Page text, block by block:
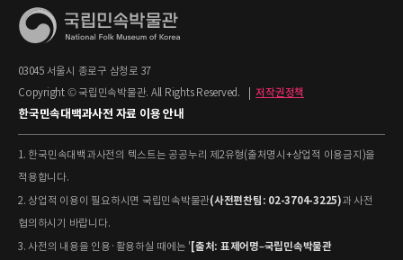
03045 서울시 종로구 삼청로 37
Copyright © 국립민속박물관. All Rights Reserved.
저작권정책
한국민속대백과사전 자료 이용 안내
1. 한국민속대백과사전의 텍스트는 공공누리 제2유형(출처명시+상업적 이용금지)을
적용합니다.
2. 상업적 이용이 필요하시면 국립민속박물관(사전편찬팀: 02-3704-3225)과 사전
협의하시기 바랍니다.
3. 사전의 내용을 인용·활용하실 때에는 ' [출처: 표제어명–국립민속박물관